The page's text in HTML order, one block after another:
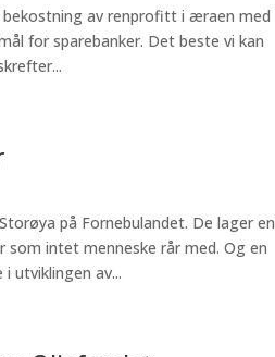
bekostning av renprofitt i æraen med
for sparebanker. Det beste vi kan
på Fornebulandet. De lager en
som intet menneske rår med. Og en
utviklingen av...